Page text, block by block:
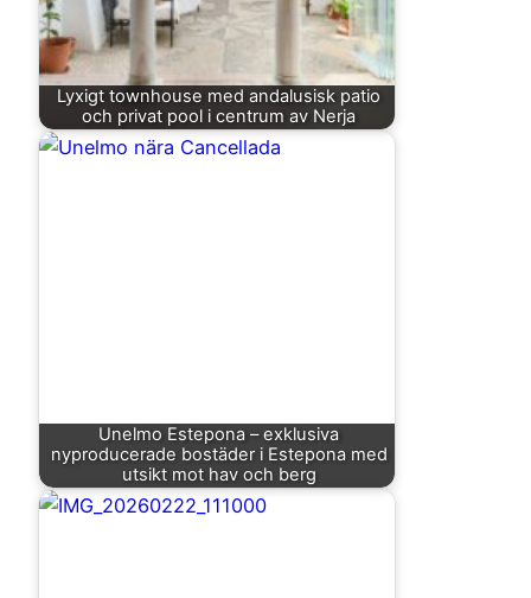
Lyxigt townhouse med andalusisk patio
och privat pool i centrum av Nerja
Unelmo Estepona – exklusiva
nyproducerade bostäder i Estepona med
utsikt mot hav och berg